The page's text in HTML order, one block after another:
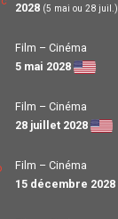
2028 (5 mai ou 28 juil.)
Film – Cinéma
5 mai 2028
Film – Cinéma
28 juillet 2028
Film – Cinéma
15 décembre 2028